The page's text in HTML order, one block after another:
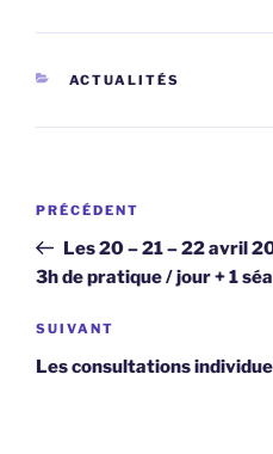
CATÉGORIES
ACTUALITÉS
Navigation
l’article
Article
précédent
PRÉCÉDENT
Les 20 – 21 – 22 avril
3h de pratique / jour + 1
Article
suivant
SUIVANT
Les consultations